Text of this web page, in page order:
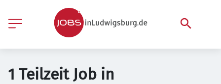
1 Teilzeit Job in